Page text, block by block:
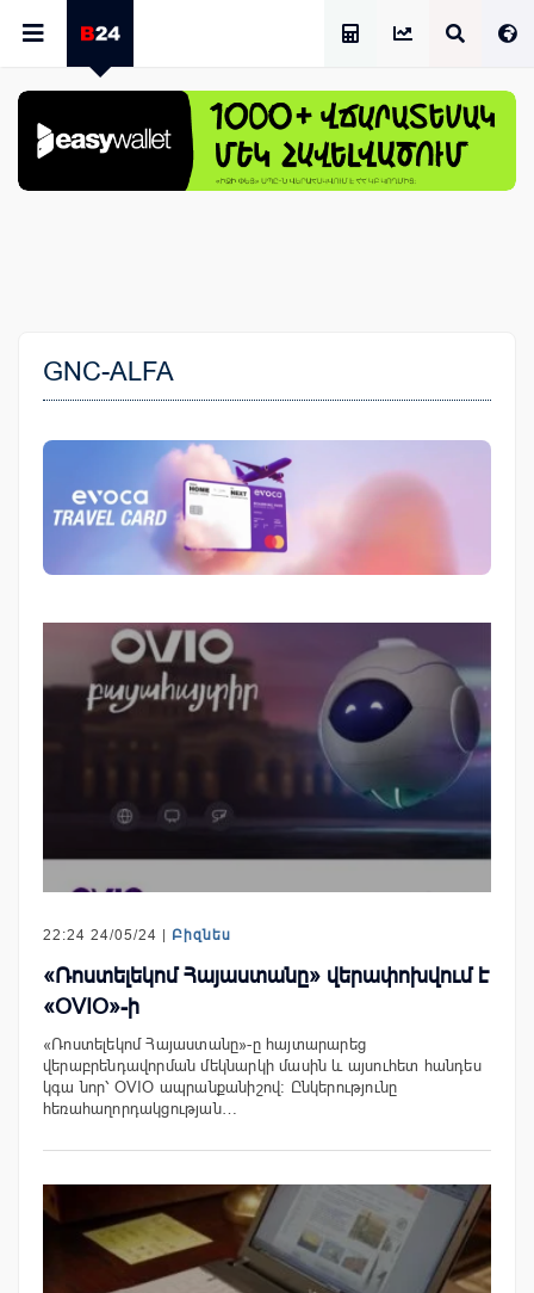
GNC-ALFA
22:24 24/05/24 | Բիզնես
«Ռոստելեկոմ Հայաստանը» վերափոխվում է
«OVIO»-ի
«Ռոստելեկոմ Հայաստանը»-ը հայտարարեց
վերաբրենդավորման մեկնարկի մասին և այսուհետ հանդես
կգա նոր՝ OVIO ապրանքանիշով: Ընկերությունը
հեռահաղորդակցության…